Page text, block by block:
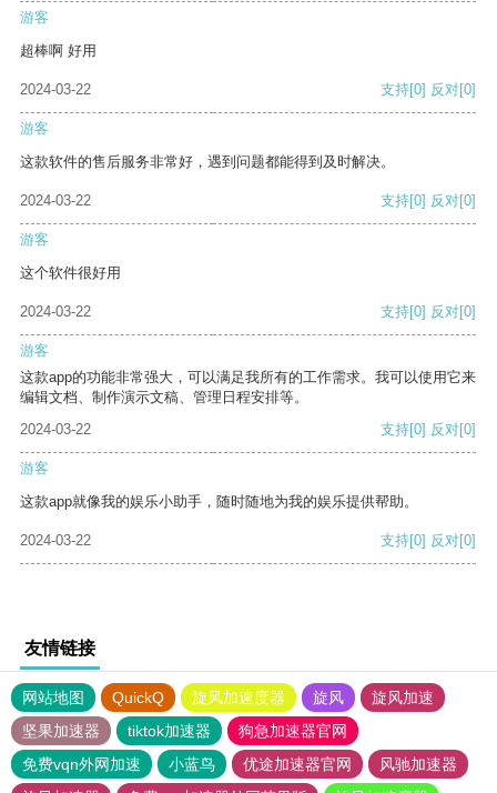
游客
超棒啊 好用
2024-03-22 支持[0] 反对[0]
游客
这款软件的售后服务非常好，遇到问题都能得到及时解决。
2024-03-22 支持[0] 反对[0]
游客
这个软件很好用
2024-03-22 支持[0] 反对[0]
游客
这款app的功能非常强大，可以满足我所有的工作需求。我可以使用它来
编辑文档、制作演示文稿、管理日程安排等。
2024-03-22
支持[0] 反对[0]
游客
这款app就像我的娱乐小助手，随时随地为我的娱乐提供帮助。
2024-03-22 支持[0] 反对[0]
友情链接
网站地图 QuickQ 旋风加速度器 旋风
旋风加速
坚果加速器
tiktok加速器
狗急加速器官网
免费vqn外网加速
小蓝鸟 优途加速器官网
风驰加速器